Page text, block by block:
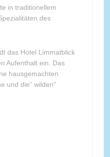
in traditionellem
des
das Hotel Limmatblick
Aufenthalt ein. Das
hausgemachten
und die“ wilden“